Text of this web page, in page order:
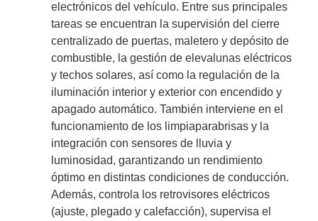
electrónicos del vehículo. Entre sus principales
tareas se encuentran la supervisión del cierre
centralizado de puertas, maletero y depósito de
combustible, la gestión de elevalunas eléctricos
y techos solares, así como la regulación de la
iluminación interior y exterior con encendido y
apagado automático. También interviene en el
funcionamiento de los limpiaparabrisas y la
integración con sensores de lluvia y
luminosidad, garantizando un rendimiento
óptimo en distintas condiciones de conducción.
Además, controla los retrovisores eléctricos
(ajuste, plegado y calefacción), supervisa el